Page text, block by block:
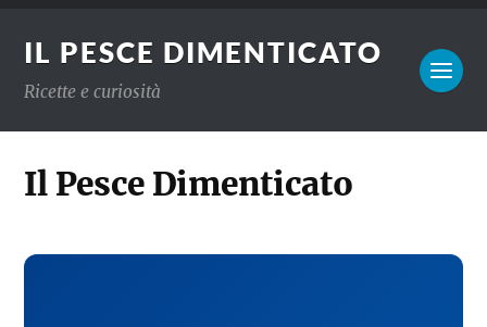
IL PESCE DIMENTICATO
Ricette e curiosità
Il Pesce Dimenticato